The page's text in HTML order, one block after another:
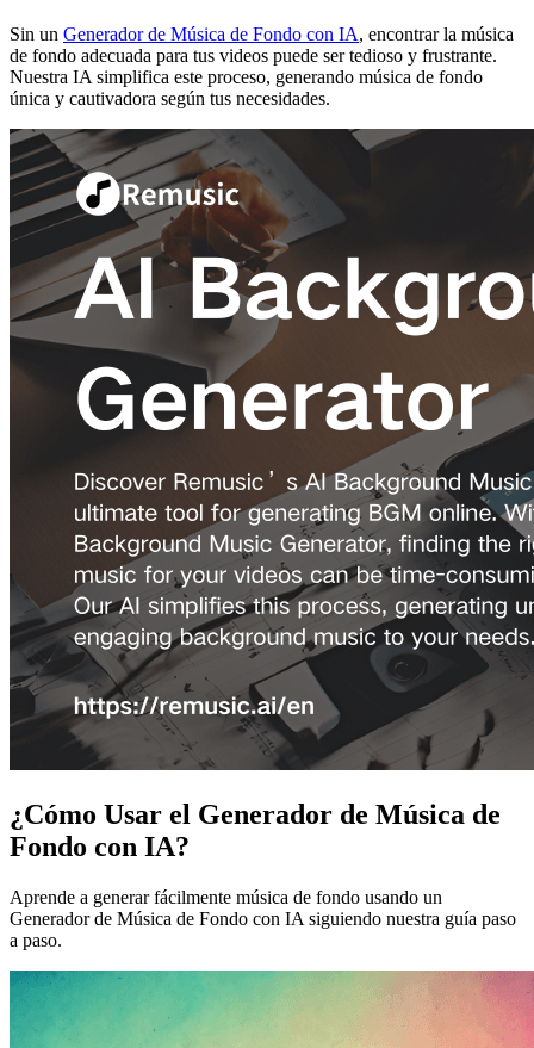
Sin un Generador de Música de Fondo con IA, encontrar la música
de fondo adecuada para tus videos puede ser tedioso y frustrante.
Nuestra IA simplifica este proceso, generando música de fondo
única y cautivadora según tus necesidades.
¿Cómo Usar el Generador de Música de
Fondo con IA?
Aprende a generar fácilmente música de fondo usando un
Generador de Música de Fondo con IA siguiendo nuestra guía paso
a paso.